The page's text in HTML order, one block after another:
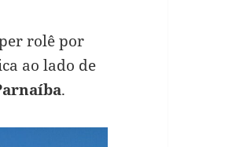
rolê por
ao lado de
.